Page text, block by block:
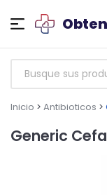
Inicio > Antibioticos >
Generic